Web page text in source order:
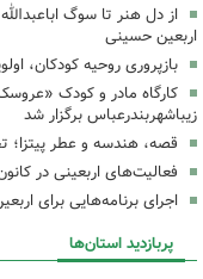
از دل هنر تا سوگ
اربعین حسینی
بازپروری روحیه کودکان،
کارگاه مادر و کودک
زیباشهربندرعباس برگزار شد
قصه، هندسه و عطر پیتزا؛
فعالیت‌های اربعینی در
اجرای برنامه‌هایی برای اربعین در مرکز
پربازدید استان‌ها